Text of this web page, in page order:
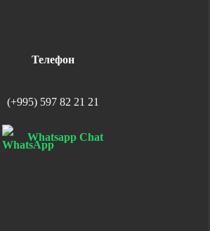
Телефон
(+995) 597 82 21 21
Whatsapp Chat